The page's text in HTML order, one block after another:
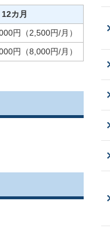
12カ月
円（2,500円/月）
円（8,000円/月）